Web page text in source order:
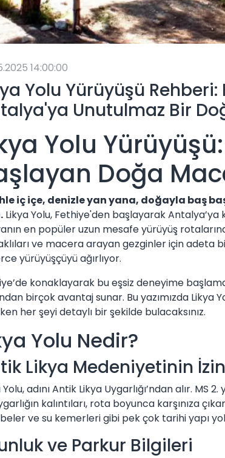
14:00:00
Yolu Yürüyüşü
Unutulmaz Bir
Yolu
Doğa
iç içe, denizle yan yana, doğayla baş
Likya Yolu, Fethiye'den başlayarak
en popüler uzun mesafe yürüyüş
ve macera arayan gezginler için adeta
yürüyüşçüyü ağırlıyor.
konaklayarak bu eşsiz deneyime
birçok avantaj sunar. Bu yazımızda Likya
her şeyi detaylı bir şekilde bulacaksınız.
Yolu Nedir?
Likya Medeniyetinin
Yolu, adını Antik Likya Uygarlığı’ndan alır. MS
kalıntıları, rota boyunca karşınıza
ve su kemerleri gibi pek çok tarihi yapı
ve Parkur Bilgileri